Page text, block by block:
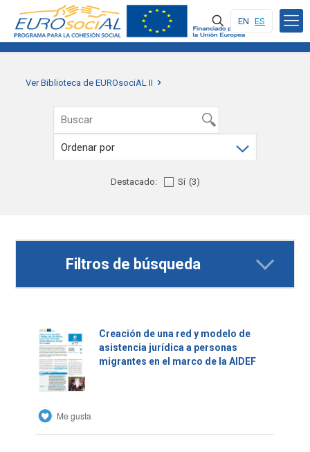
EN ES
Ver Biblioteca de EUROsociAL II
Destacado: Sí (3)
Filtros de búsqueda
Creación de una red y modelo de
asistencia jurídica a personas
migrantes en el marco de la AIDEF
Me gusta